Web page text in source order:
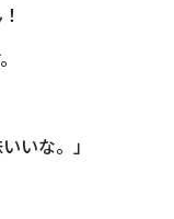
いな。」